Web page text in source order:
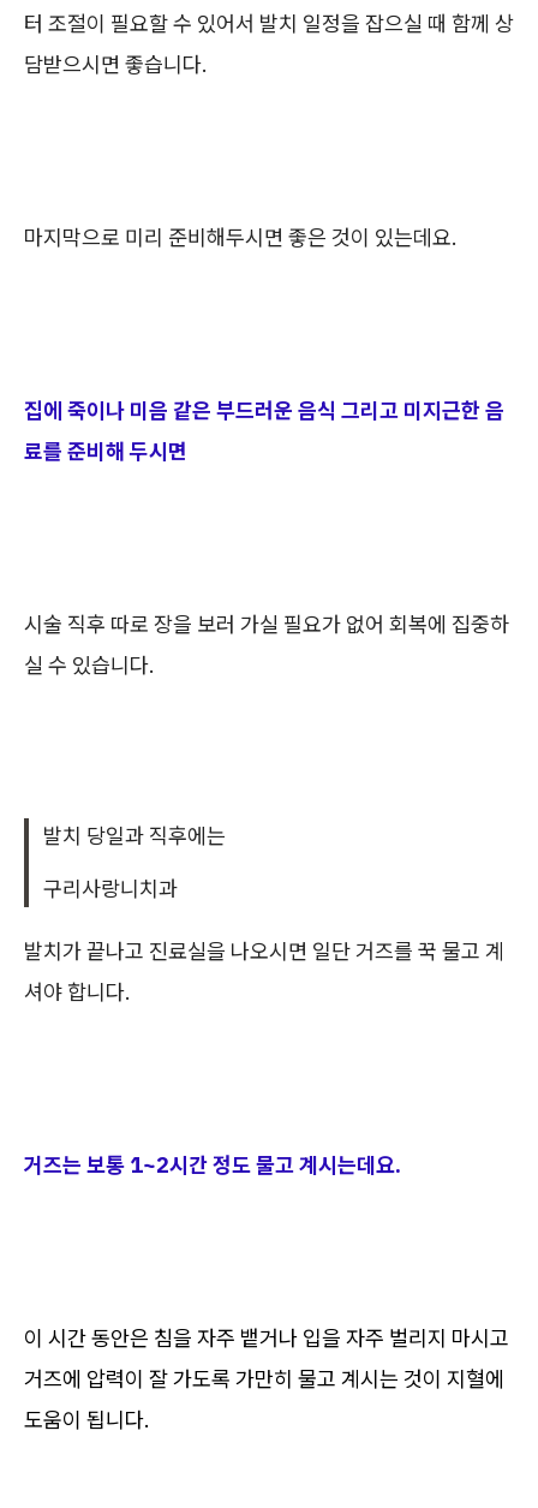
터 조절이 필요할 수 있어서 발치 일정을 잡으실 때 함께 상
담받으시면 좋습니다.
마지막으로 미리 준비해두시면 좋은 것이 있는데요.
집에 죽이나 미음 같은 부드러운 음식 그리고 미지근한 음
료를 준비해 두시면
시술 직후 따로 장을 보러 가실 필요가 없어 회복에 집중하
실 수 있습니다.
발치 당일과 직후에는
구리사랑니치과
발치가 끝나고 진료실을 나오시면 일단 거즈를 꾹 물고 계
셔야 합니다.
거즈는 보통 1~2시간 정도 물고 계시는데요.
이 시간 동안은 침을 자주 뱉거나 입을 자주 벌리지 마시고
거즈에 압력이 잘 가도록 가만히 물고 계시는 것이 지혈에
도움이 됩니다.